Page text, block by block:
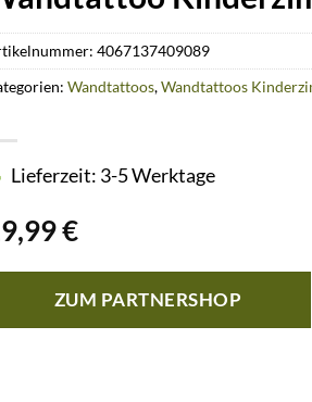
€
Lieferzeit: 3-5 Werktage
ZUM PARTNERSHOP
4067137409089
Wandtattoos,Wandtattoos